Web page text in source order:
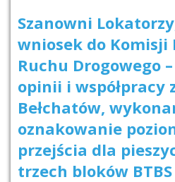
Szanowni
wniosek do Komisji
Ruchu Drogowego
opinii i współpracy
Bełchatów,
oznakowanie
przejścia dla
trzech bloków